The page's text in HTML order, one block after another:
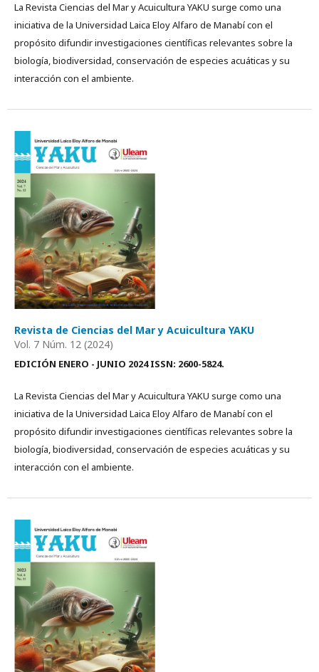
La Revista Ciencias del Mar y Acuicultura YAKU surge como una
iniciativa de la Universidad Laica Eloy Alfaro de Manabí con el
propósito difundir investigaciones científicas relevantes sobre la
biología, biodiversidad, conservación de especies acuáticas y su
interacción con el ambiente.
Revista de Ciencias del Mar y Acuicultura YAKU
Vol. 7 Núm. 12 (2024)
EDICIÓN ENERO - JUNIO 2024 ISSN: 2600-5824.
La Revista Ciencias del Mar y Acuicultura YAKU surge como una
iniciativa de la Universidad Laica Eloy Alfaro de Manabí con el
propósito difundir investigaciones científicas relevantes sobre la
biología, biodiversidad, conservación de especies acuáticas y su
interacción con el ambiente.